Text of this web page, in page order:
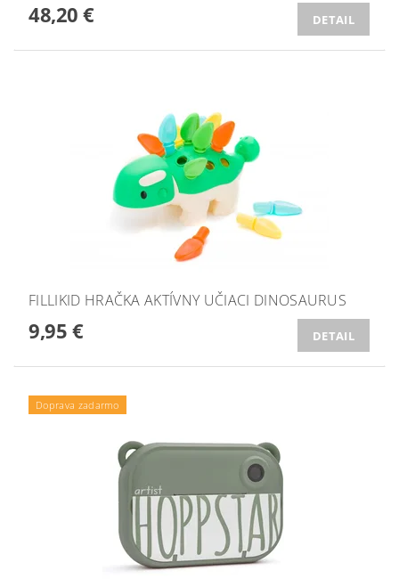
48,20 € DETAIL
FILLIKID HRAČKA AKTÍVNY UČIACI DINOSAURUS
9,95 € DETAIL
Doprava zadarmo